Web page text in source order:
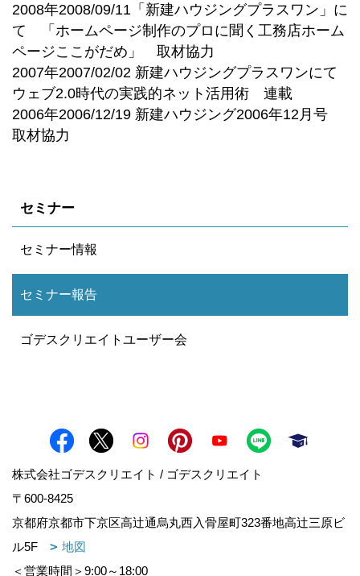
2008年2008/09/11「新建ハウジングプラスワン」に
て 「ホームページ制作のプロに聞く工務店ホーム
ページここがだめ」 取材協力
2007年2007/02/02 新建ハウジングプラスワンにて
ウェブ2.0時代の実践的ネット活用術 連載
2006年2006/12/19 新建ハウジング2006年12月号
取材協力
セミナー
セミナー情報
セミナー報告
ゴデスクリエイトユーザー会
株式会社ゴデスクリエイト / ゴデスクリエイト
〒600-8425
京都府京都市下京区高辻通烏丸西入骨屋町323番地高辻三原ビ
ル5F
地図
＜営業時間＞9:00～18:00